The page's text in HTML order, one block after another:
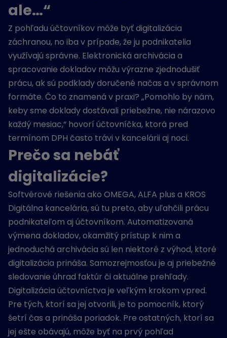
ale…“
Z pohľadu účtovníkov môže byť digitalizácia
záchranou, no iba v prípade, že ju podnikatelia
využívajú správne. Elektronická archivácia a
spracovanie dokladov môžu výrazne zjednodušiť
prácu, ak sú podklady doručené načas a v správnom
formáte. Čo to znamená v praxi? „Pomohlo by nám,
keby sme doklady dostávali priebežne, nie nárazovo
každý mesiac,“ hovorí účtovníčka, ktorá pred
termínom DPH často trávi v kancelárii aj noci.
Prečo sa nebáť
digitalizácie?
Softvérové riešenia ako OMEGA, ALFA plus a KROS
Digitálna kancelária, sú tu preto, aby uľahčili prácu
podnikateľom aj účtovníkom. Automatizovaná
výmena dokladov, okamžitý prístup k nim a
jednoduchá archivácia sú len niektoré z výhod, ktoré
digitalizácia prináša. Samozrejmosťou je aj priebežné
sledovanie úhrad faktúr či aktuálne prehľady.
Digitalizácia účtovníctva je veľkým krokom vpred.
Pre tých, ktorí sa jej otvorili, je to pomocník, ktorý
šetrí čas a prináša poriadok. Pre ostatných, ktorí sa
jej ešte obávajú, môže byť na prvý pohľad